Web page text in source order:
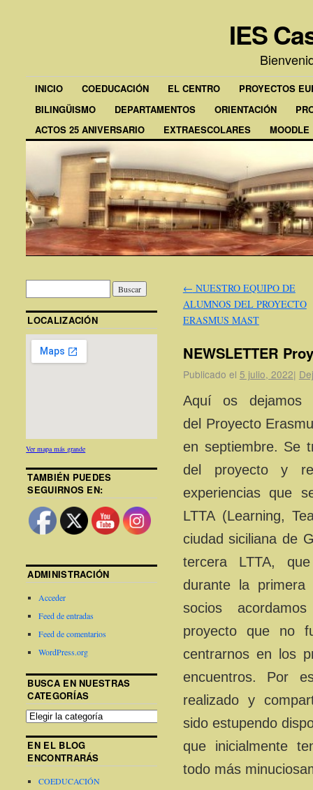
IES
INICIO COEDUCACIÓN EL CENTRO
PROYECTOS
BILINGÜISMO
DEPARTAMENTOS ORIENTACIÓN
ACTOS 25 ANIVERSARIO
EXTRAESCOLARES MOODLE
← NUESTRO EQUIPO DE
ALUMNOS DEL PROYECTO
ERASMUS MAST
NEWSLETTER
Publicado el 5 julio, 2022|
Aquí os dejamos
del Proyecto
en septiembre. Se
del proyecto y
experiencias que
LTTA (Learning,
ciudad siciliana de
tercera LTTA,
durante la
socios
proyecto que no
centrarnos en los
encuentros. Por
realizado y
sido estupendo
que inicialmente
todo más
LOCALIZACIÓN
Ver mapa más grande
TAMBIÉN PUEDES
SEGUIRNOS EN:
ADMINISTRACIÓN
Acceder
Feed de entradas
Feed de comentarios
WordPress.org
BUSCA EN NUESTRAS
CATEGORÍAS
EN EL BLOG
ENCONTRARÁS
COEDUCACIÓN